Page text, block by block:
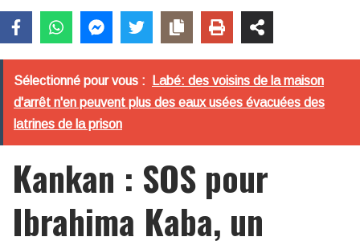
Sélectionné pour vous :
Labé: des voisins de la maison
d'arrêt n'en peuvent plus des eaux usées évacuées des
latrines de la prison
Kankan : SOS pour
Ibrahima Kaba, un